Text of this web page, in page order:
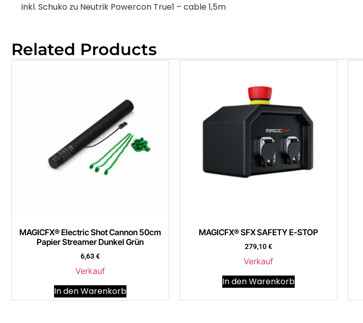
inkl. Schuko zu Neutrik Powercon True1 – cable 1,5m
Related Products
MAGICFX® Electric Shot Cannon 50cm
Papier Streamer Dunkel Grün
6,63€
Verkauf
In den Warenkorb
MAGICFX® SFX SAFETY E-STOP
279,10€
Verkauf
In den Warenkorb